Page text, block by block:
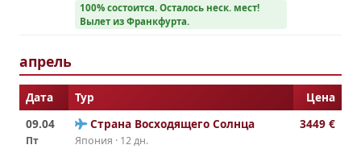
100% cостоится. Осталось неск. мест!
Вылет из Франкфурта.
апрель
Дата Тур
Цена
09.04
Пт
Страна Восходящего Солнца
Япония · 12 дн.
3449 €